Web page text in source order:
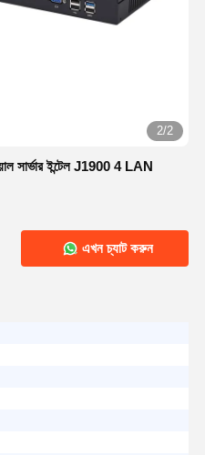
2/2
সার্ভার ইন্টেল J1900 4 LAN
এখন চ্যাট করুন